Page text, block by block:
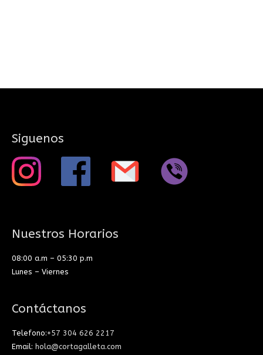
Siguenos
Nuestros Horarios
08:00 a.m – 05:30 p.m
Lunes – Viernes
Contáctanos
Telefono:+57 304 626 2217
Email: hola@cortagalleta.com